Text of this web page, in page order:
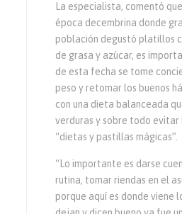
La especialista, comentó
época decembrina donde
población degustó platillos
de grasa y azúcar, es
de esta fecha se tome
peso y retomar los buenos
con una dieta balanceada
verduras y sobre todo evitar
“dietas y pastillas mágicas”.
“Lo importante es darse
rutina, tomar riendas en el
porque aquí es donde viene